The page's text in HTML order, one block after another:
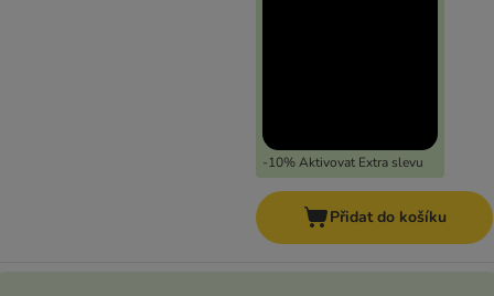
-10% Aktivovat Extra slevu
Přidat do košíku